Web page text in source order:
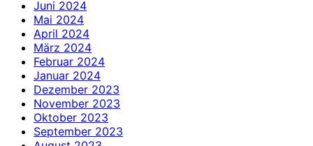
Juni 2024
Mai 2024
April 2024
März 2024
Februar 2024
Januar 2024
Dezember 2023
November 2023
Oktober 2023
September 2023